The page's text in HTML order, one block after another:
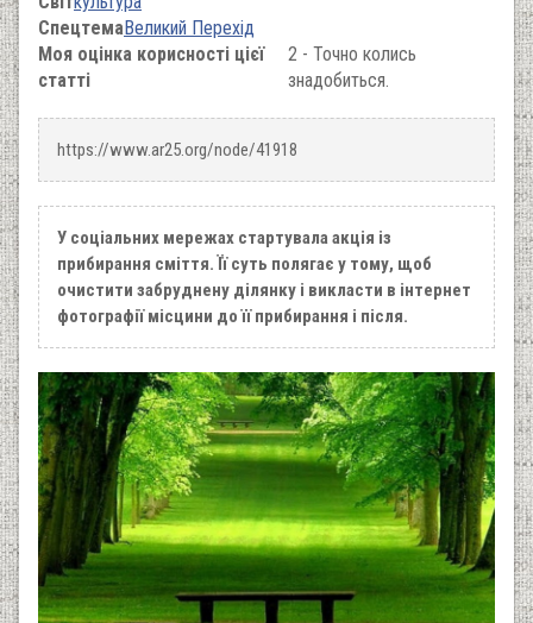
СпецтемаВеликий Перехід
Моя оцінка корисності цієї
статті
2 - Точно колись
знадобиться.
https://www.ar25.org/node/41918
У соціальних мережах стартувала акція із
прибирання сміття. Її суть полягає у тому, щоб
очистити забруднену ділянку і викласти в інтернет
фотографії місцини до її прибирання і після.